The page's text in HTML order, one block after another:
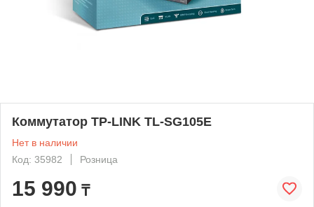
Коммутатор TP-LINK TL-SG105E
Нет в наличии
Код: 35982
Розница
15 990 ₸